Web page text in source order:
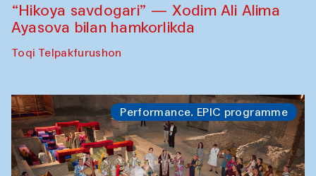
“Hikoya savdogari” — Xodim Ali Alima
Ayasova bilan hamkorlikda
Toqi Telpakfurushon
Performance. EPIC programme